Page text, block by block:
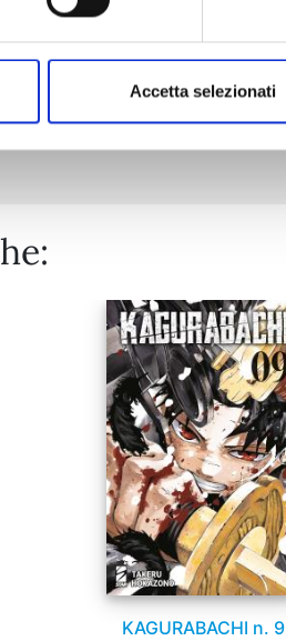
Accetta selezionati
KAGURABACHI n. 9